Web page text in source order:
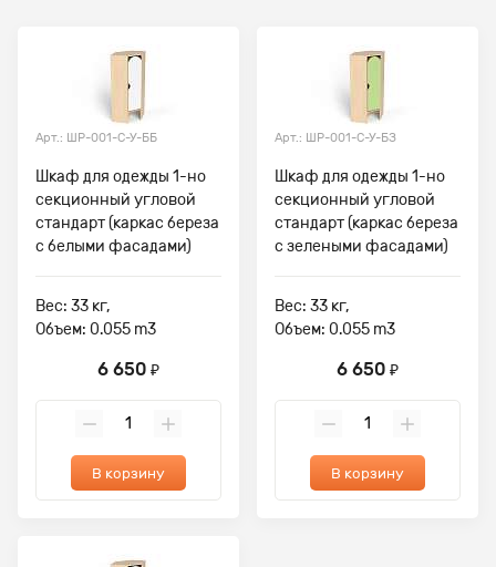
Арт.: ШР-001-С-У-ББ
Шкаф для одежды 1-но
секционный угловой
стандарт (каркас береза
с белыми фасадами)
Вес: 33 кг,
Объем: 0.055 m3
6 650 ₽
В корзину
Арт.: ШР-001-С-У-БЗ
Шкаф для одежды 1-но
секционный угловой
стандарт (каркас береза
с зелеными фасадами)
Вес: 33 кг,
Объем: 0.055 m3
6 650 ₽
В корзину